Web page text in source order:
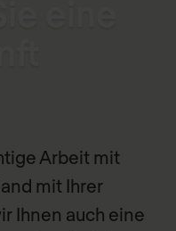
Arbeit mit
mit Ihrer
Ihnen auch eine